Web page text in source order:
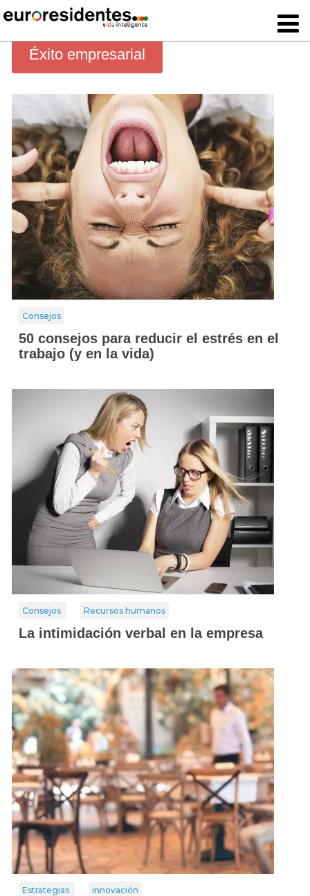
Éxito empresarial
Consejos
50 consejos para reducir el estrés en el
trabajo (y en la vida)
Consejos Recursos humanos
La intimidación verbal en la empresa
Estrategias innovación